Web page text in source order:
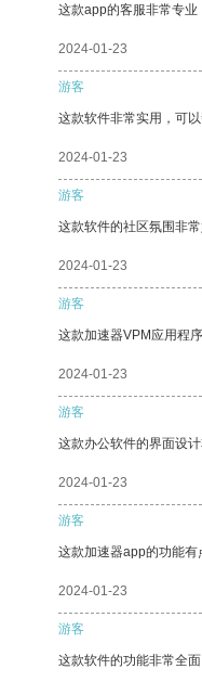
这款app的客服非常专业
2024-01-23
游客
这款软件非常实用，可
2024-01-23
游客
这款软件的社区氛围非
2024-01-23
游客
这款加速器VPM应用程
2024-01-23
游客
这款办公软件的界面设
2024-01-23
游客
这款加速器app的功能有
2024-01-23
游客
这款软件的功能非常全